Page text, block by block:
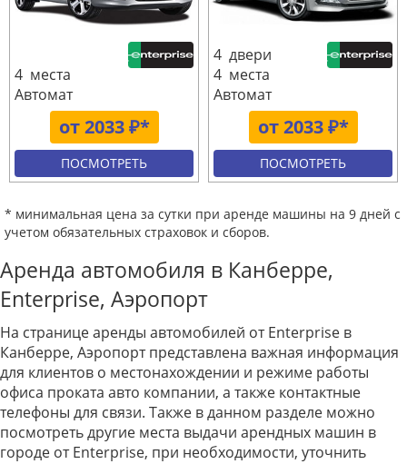
от 2033 ₽*
4 места
Автомат
ПОСМОТРЕТЬ
от 2033 ₽*
4 двери
4 места
Автомат
ПОСМОТРЕТЬ
* минимальная цена за сутки при аренде машины на 9 дней с
учетом обязательных страховок и сборов.
Аренда автомобиля в Канберре,
Enterprise, Аэропорт
На странице аренды автомобилей от Enterprise в
Канберре, Аэропорт представлена важная информация
для клиентов о местонахождении и режиме работы
офиса проката авто компании, а также контактные
телефоны для связи. Также в данном разделе можно
посмотреть другие места выдачи арендных машин в
городе от Enterprise, при необходимости, уточнить